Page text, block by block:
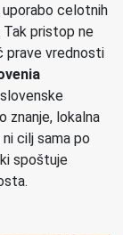
celotnih
Tak pristop ne
prave vrednosti
znanje, lokalna
cilj sama po
spoštuje